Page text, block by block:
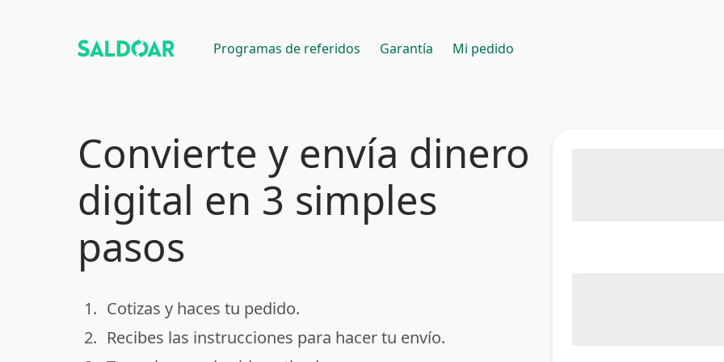
Programas de referidos Garantía Mi pedido
Convierte y envía dinero
digital en 3 simples
pasos
done
1. Cotizas y haces tu pedido.
done
2. Recibes las instrucciones para hacer tu envío.